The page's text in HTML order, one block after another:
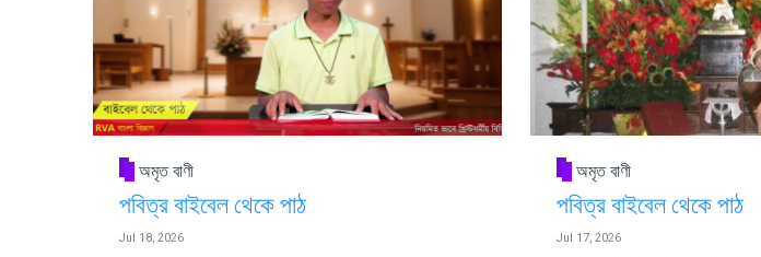
অমৃত বাণী
পবিত্র বাইবেল থেকে পাঠ
Jul 18, 2026
অমৃত বাণী
পবিত্র বাইবেল থেকে পাঠ
Jul 17, 2026